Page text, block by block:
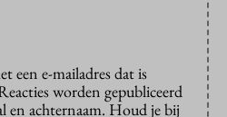
een e-mailadres dat is
worden gepubliceerd
en achternaam. Houd je bij